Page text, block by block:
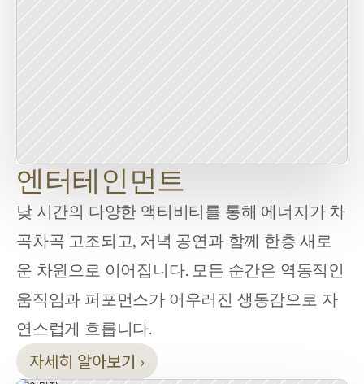
엔터테인먼트
낮 시간의 다양한 액티비티를 통해 에너지가 차
곡차곡 고조되고, 저녁 공연과 함께 한층 새로
운 차원으로 이어집니다. 모든 순간은 역동적인
움직임과 퍼포먼스가 어우러진 생동감으로 자
연스럽게 흐릅니다.
자세히 알아보기 ›